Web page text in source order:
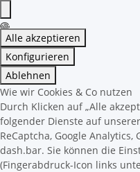
Alle akzeptieren
Konfigurieren
Ablehnen
Wie wir Cookies & Co nutzen
Durch Klicken auf „Alle
folgender Dienste auf
ReCaptcha, Google Analytics,
dash.bar. Sie können die
(Fingerabdruck-Icon links